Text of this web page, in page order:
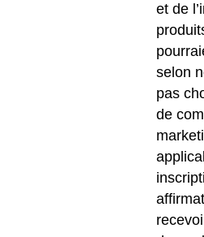
et de
selon
pas
de